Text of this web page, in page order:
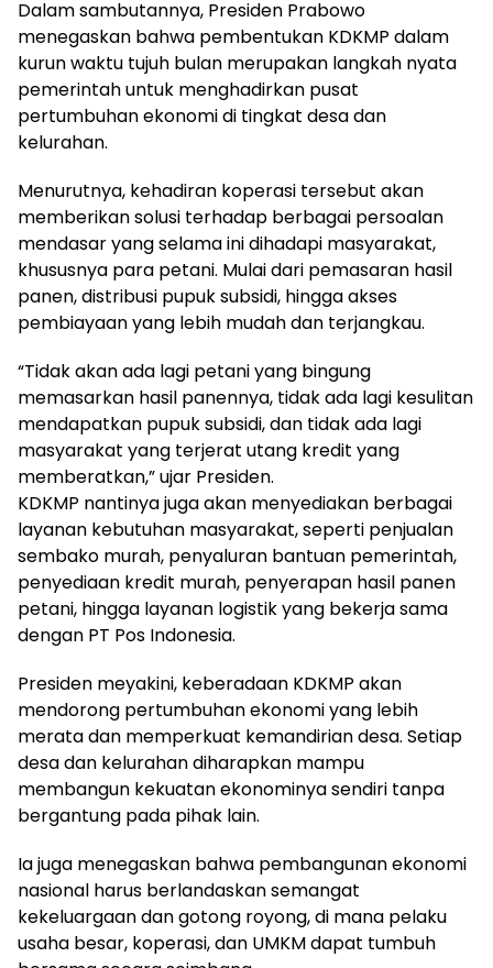
Dalam sambutannya, Presiden Prabowo
menegaskan bahwa pembentukan KDKMP dalam
kurun waktu tujuh bulan merupakan langkah nyata
pemerintah untuk menghadirkan pusat
pertumbuhan ekonomi di tingkat desa dan
kelurahan.
Menurutnya, kehadiran koperasi tersebut akan
memberikan solusi terhadap berbagai persoalan
mendasar yang selama ini dihadapi masyarakat,
khususnya para petani. Mulai dari pemasaran hasil
panen, distribusi pupuk subsidi, hingga akses
pembiayaan yang lebih mudah dan terjangkau.
“Tidak akan ada lagi petani yang bingung
memasarkan hasil panennya, tidak ada lagi kesulitan
mendapatkan pupuk subsidi, dan tidak ada lagi
masyarakat yang terjerat utang kredit yang
memberatkan,” ujar Presiden.
KDKMP nantinya juga akan menyediakan berbagai
layanan kebutuhan masyarakat, seperti penjualan
sembako murah, penyaluran bantuan pemerintah,
penyediaan kredit murah, penyerapan hasil panen
petani, hingga layanan logistik yang bekerja sama
dengan PT Pos Indonesia.
Presiden meyakini, keberadaan KDKMP akan
mendorong pertumbuhan ekonomi yang lebih
merata dan memperkuat kemandirian desa. Setiap
desa dan kelurahan diharapkan mampu
membangun kekuatan ekonominya sendiri tanpa
bergantung pada pihak lain.
Ia juga menegaskan bahwa pembangunan ekonomi
nasional harus berlandaskan semangat
kekeluargaan dan gotong royong, di mana pelaku
usaha besar, koperasi, dan UMKM dapat tumbuh